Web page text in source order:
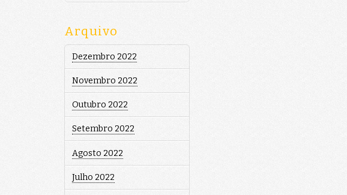
Arquivo
Dezembro 2022
Novembro 2022
Outubro 2022
Setembro 2022
Agosto 2022
Julho 2022